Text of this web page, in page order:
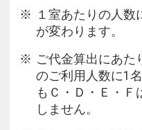
１室あたりの人数
が変わります。
ご代金算出にあた
のご利用人数に1
もＣ・Ｄ・Ｅ・Ｆ
しません。